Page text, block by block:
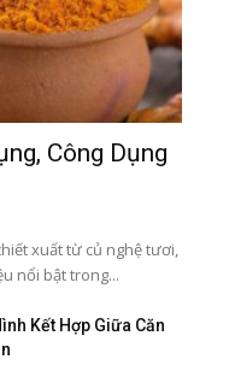
Công Dụng
xuất từ củ nghệ tươi,
nổi bật trong...
Kết Hợp Giữa Căn